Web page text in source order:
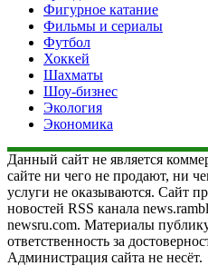
Фигурное катание
Фильмы и сериалы
Футбол
Хоккей
Шахматы
Шоу-бизнес
Экология
Экономика
Данный сайт не является
сайте ни чего не продают, ни
услуги не оказываются. Сайт
новостей RSS канала
newsru.com. Материалы
ответственность за
Администрация сайта не несёт.